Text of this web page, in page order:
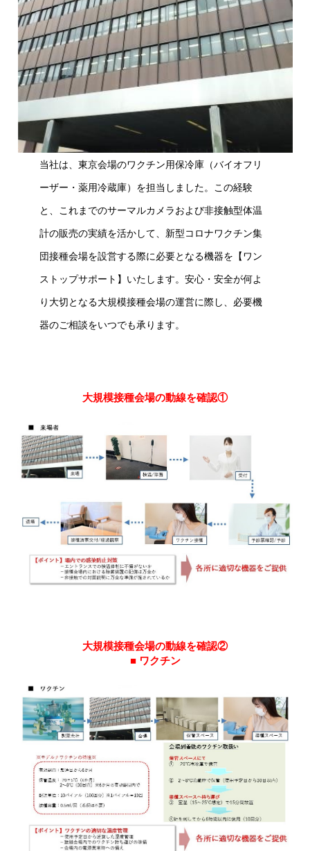
当社は、東京会場のワクチン用保冷庫（バイオフリ
ーザー・薬用冷蔵庫）を担当しました。この経験
と、これまでのサーマルカメラおよび非接触型体温
計の販売の実績を活かして、新型コロナワクチン集
団接種会場を設営する際に必要となる機器を【ワン
ストップサポート】いたします。安心・安全が何よ
り大切となる大規模接種会場の運営に際し、必要機
器のご相談をいつでも承ります。
大規模接種会場の動線を確認①
大規模接種会場の動線を確認②
■ ワクチン